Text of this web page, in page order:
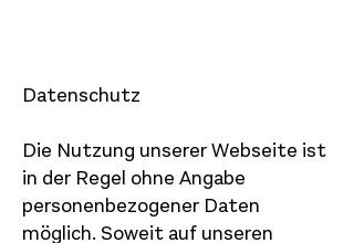
Datenschutz
Die Nutzung unserer Webseite ist
in der Regel ohne Angabe
personenbezogener Daten
möglich. Soweit auf unseren